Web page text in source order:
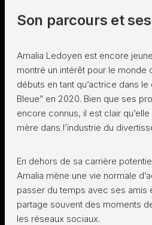
Son parcours et
Amalia Ledoyen est encore
montré un intérêt pour le monde
débuts en tant qu’actrice dans
Bleue” en 2020. Bien que ses
encore connus, il est clair
mère dans l’industrie du
En dehors de sa carrière
Amalia mène une vie normale
passer du temps avec ses amis
partage souvent des moments
les réseaux sociaux.